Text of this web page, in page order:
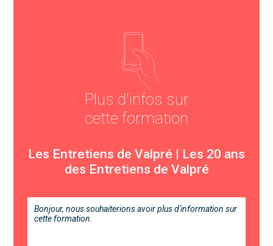
Plus d'infos sur
cette formation
Les Entretiens de Valpré | Les 20 ans
des Entretiens de Valpré